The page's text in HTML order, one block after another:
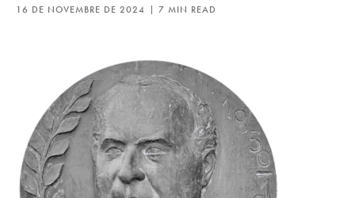
16 DE NOVEMBRE DE 2024 7 MIN READ